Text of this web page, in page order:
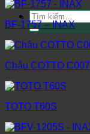
Tìm
kiếm:
BF-1757 – INAX
Chậu COTTO C007
TOTO T60S